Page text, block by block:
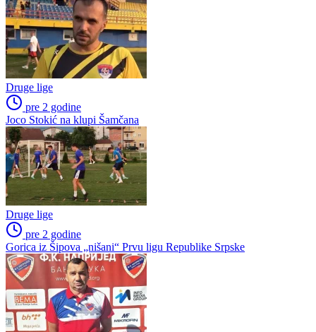
Druge lige
pre 2 godine
Joco Stokić na klupi Šamčana
Druge lige
pre 2 godine
Gorica iz Šipova „nišani“ Prvu ligu Republike Srpske